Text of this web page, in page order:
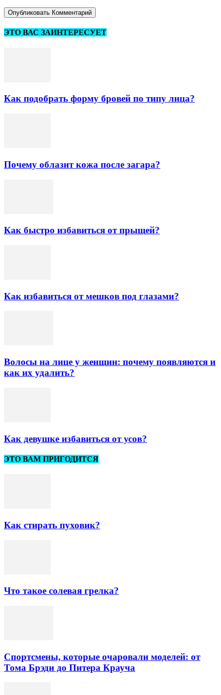
ЭТО ВАС ЗАИНТЕРЕСУЕТ
Как подобрать форму бровей по типу лица?
Почему облазит кожа после загара?
Как быстро избавиться от прыщей?
Как избавиться от мешков под глазами?
Волосы на лице у женщин: почему появляются и
как их удалить?
Как девушке избавиться от усов?
ЭТО ВАМ ПРИГОДИТСЯ
Как стирать пуховик?
Что такое солевая грелка?
Спортсмены, которые очаровали моделей: от
Тома Брэди до Питера Крауча